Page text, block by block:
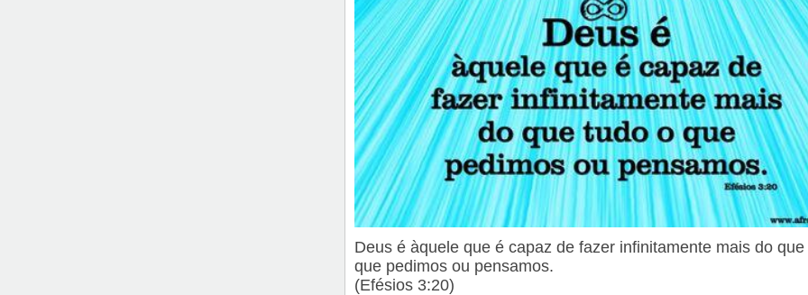
Deus é àquele que é capaz de fazer infinitamente mais do
que pedimos ou pensamos.
(Efésios 3:20)